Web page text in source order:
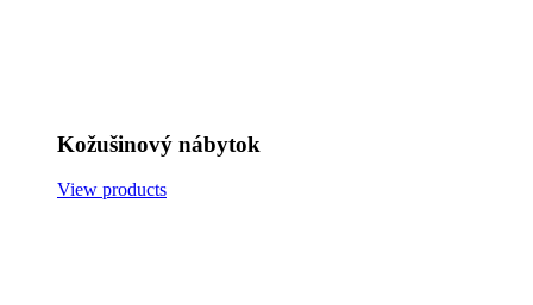
Kožušinový nábytok
View products